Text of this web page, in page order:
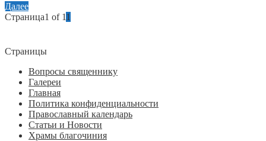
Далее
Страница1 of 11
Страницы
Вопросы священнику
Галереи
Главная
Политика конфиденциальности
Православный календарь
Статьи и Новости
Храмы благочиния